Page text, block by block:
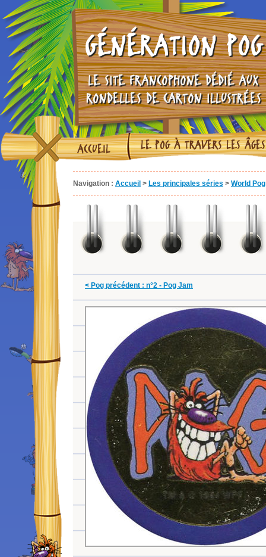
GÉNÉRATION POG
LE SITE FRANCOPHONE DÉDIÉ AUX
RONDELLES DE CARTON ILLUSTRÉES
ACCUEIL LE POG À TRAVERS LES ÂGES
Navigation : Accueil > Les principales séries > World
< Pog précédent : n°2 - Pog Jam